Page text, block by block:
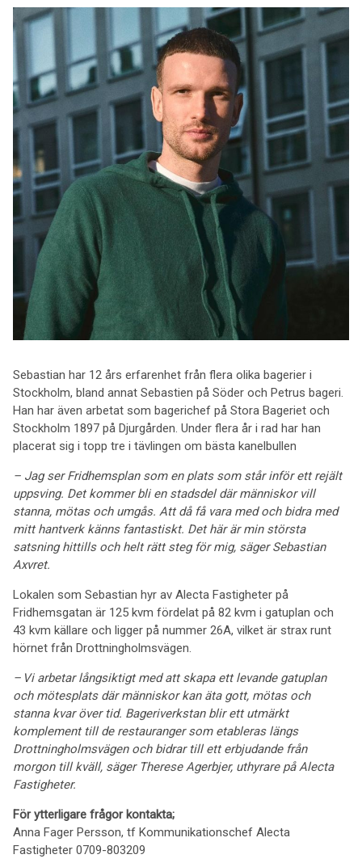
Sebastian har 12 års erfarenhet från flera olika bagerier i
Stockholm, bland annat Sebastien på Söder och Petrus bageri.
Han har även arbetat som bagerichef på Stora Bageriet och
Stockholm 1897 på Djurgården. Under flera år i rad har han
placerat sig i topp tre i tävlingen om bästa kanelbullen
– Jag ser Fridhemsplan som en plats som står inför ett rejält
uppsving. Det kommer bli en stadsdel där människor vill
stanna, mötas och umgås. Att då få vara med och bidra med
mitt hantverk känns fantastiskt. Det här är min största
satsning hittills och helt rätt steg för mig, säger Sebastian
Axvret.
Lokalen som Sebastian hyr av Alecta Fastigheter på
Fridhemsgatan är 125 kvm fördelat på 82 kvm i gatuplan och
43 kvm källare och ligger på nummer 26A, vilket är strax runt
hörnet från Drottningholmsvägen.
– Vi arbetar långsiktigt med att skapa ett levande gatuplan
och mötesplats där människor kan äta gott, mötas och
stanna kvar över tid. Bageriverkstan blir ett utmärkt
komplement till de restauranger som etableras längs
Drottningholmsvägen och bidrar till ett erbjudande från
morgon till kväll, säger Therese Agerbjer, uthyrare på Alecta
Fastigheter.
För ytterligare frågor kontakta;
Anna Fager Persson, tf Kommunikationschef Alecta
Fastigheter 0709-803209